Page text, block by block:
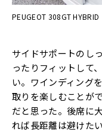
PEUGEOT 308GT HYBRID
サイドサポートのし
ったりフィットして
い。ワインディング
取りを楽しむことが
だと思った。後席に
れば長距離は避けた